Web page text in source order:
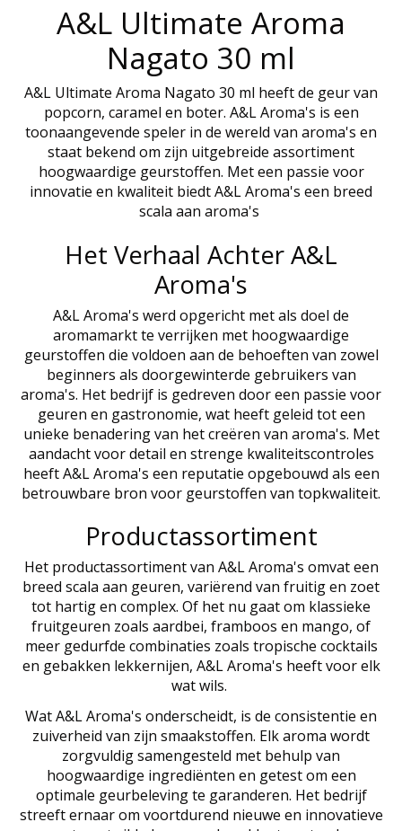
A&L Ultimate Aroma
Nagato 30 ml
A&L Ultimate Aroma Nagato 30 ml heeft de geur van
popcorn, caramel en boter. A&L Aroma's is een
toonaangevende speler in de wereld van aroma's en
staat bekend om zijn uitgebreide assortiment
hoogwaardige geurstoffen. Met een passie voor
innovatie en kwaliteit biedt A&L Aroma's een breed
scala aan aroma's
Het Verhaal Achter A&L
Aroma's
A&L Aroma's werd opgericht met als doel de
aromamarkt te verrijken met hoogwaardige
geurstoffen die voldoen aan de behoeften van zowel
beginners als doorgewinterde gebruikers van
aroma's. Het bedrijf is gedreven door een passie voor
geuren en gastronomie, wat heeft geleid tot een
unieke benadering van het creëren van aroma's. Met
aandacht voor detail en strenge kwaliteitscontroles
heeft A&L Aroma's een reputatie opgebouwd als een
betrouwbare bron voor geurstoffen van topkwaliteit.
Productassortiment
Het productassortiment van A&L Aroma's omvat een
breed scala aan geuren, variërend van fruitig en zoet
tot hartig en complex. Of het nu gaat om klassieke
fruitgeuren zoals aardbei, framboos en mango, of
meer gedurfde combinaties zoals tropische cocktails
en gebakken lekkernijen, A&L Aroma's heeft voor elk
wat wils.
Wat A&L Aroma's onderscheidt, is de consistentie en
zuiverheid van zijn smaakstoffen. Elk aroma wordt
zorgvuldig samengesteld met behulp van
hoogwaardige ingrediënten en getest om een
optimale geurbeleving te garanderen. Het bedrijf
streeft ernaar om voortdurend nieuwe en innovatieve